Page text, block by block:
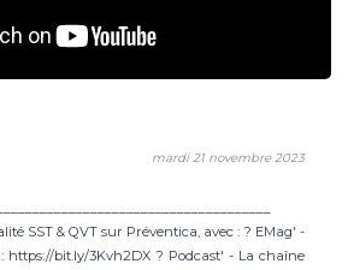
mardi 21 novembre 2023
SST & QVT sur Préventica, avec : ? EMag' -
https://bit.ly/3Kvh2DX ? Podcast' - La chaîne